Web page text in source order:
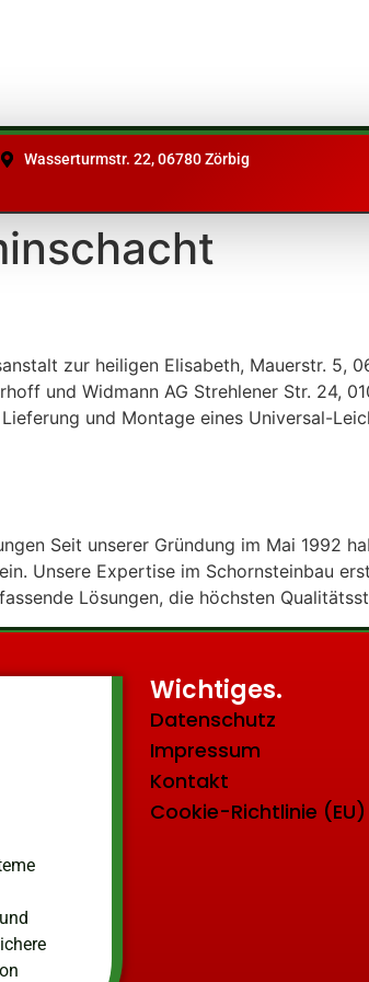
Wasserturmstr. 22, 06780 Zörbig
zur heiligen Elisabeth, Mauerstr. 5,
und Widmann AG Strehlener Str. 24,
und Montage eines Universal-
Seit unserer Gründung im Mai
Unsere Expertise im Schornsteinbau
Lösungen, die höchsten
Wichtiges.
Datenschutz
Impressum
Kontakt
Cookie-Richtlinie (EU)